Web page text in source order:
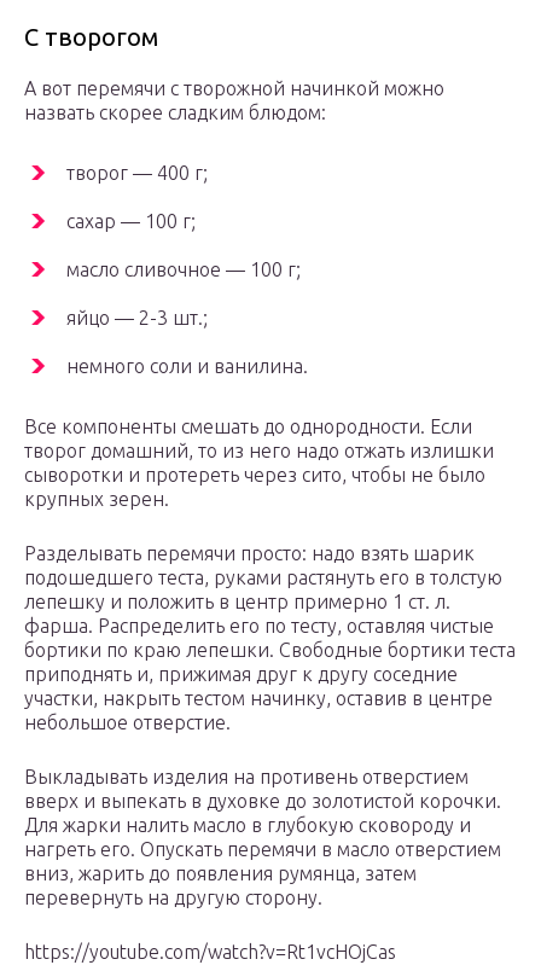
С творогом
А вот перемячи с творожной начинкой можно
назвать скорее сладким блюдом:
творог — 400 г;
сахар — 100 г;
масло сливочное — 100 г;
яйцо — 2-3 шт.;
немного соли и ванилина.
Все компоненты смешать до однородности. Если
творог домашний, то из него надо отжать излишки
сыворотки и протереть через сито, чтобы не было
крупных зерен.
Разделывать перемячи просто: надо взять шарик
подошедшего теста, руками растянуть его в толстую
лепешку и положить в центр примерно 1 ст. л.
фарша. Распределить его по тесту, оставляя чистые
бортики по краю лепешки. Свободные бортики теста
приподнять и, прижимая друг к другу соседние
участки, накрыть тестом начинку, оставив в центре
небольшое отверстие.
Выкладывать изделия на противень отверстием
вверх и выпекать в духовке до золотистой корочки.
Для жарки налить масло в глубокую сковороду и
нагреть его. Опускать перемячи в масло отверстием
вниз, жарить до появления румянца, затем
перевернуть на другую сторону.
https://youtube.com/watch?v=Rt1vcHOjCas